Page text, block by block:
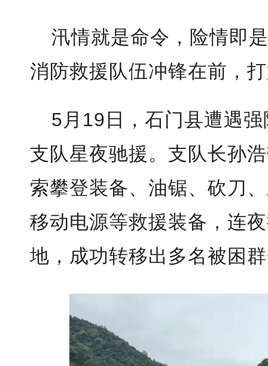
汛情就是命令，险情即
消防救援队伍冲锋在前，
5月19日，石门县遭遇
支队星夜驰援。支队长孙
索攀登装备、油锯、砍刀
移动电源等救援装备，连
地，成功转移出多名被困